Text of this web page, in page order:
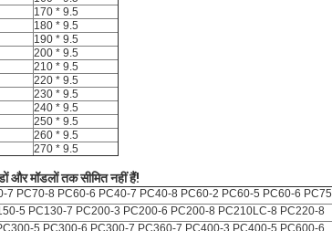
170 * 9.5
180 * 9.5
190 * 9.5
200 * 9.5
210 * 9.5
220 * 9.5
230 * 9.5
240 * 9.5
250 * 9.5
260 * 9.5
270 * 9.5
और मॉडलों तक सीमित नहीं हैं!
7 PC70-8 PC60-6 PC40-7 PC40-8 PC60-2 PC60-5 PC60-6 PC75
5 PC130-7 PC200-3 PC200-6 PC200-8 PC210LC-8 PC220-8
5 PC300-6 PC300-7 PC360-7 PC400-3 PC400-5 PC600-6